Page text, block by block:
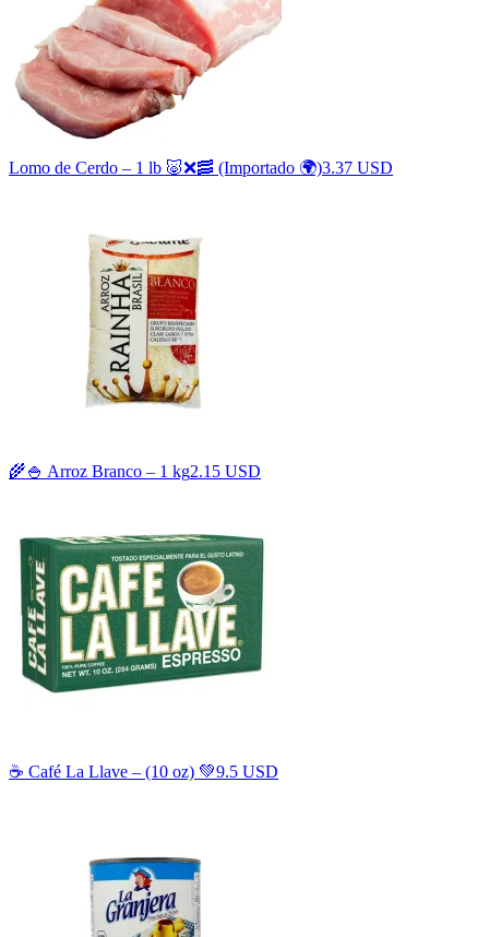
Lomo de Cerdo – 1 lb 🐷❌🥓 (Importado 🌍)3.37 USD
🌾🍚 Arroz Branco – 1 kg2.15 USD
☕️ Café La Llave – (10 oz) 💚9.5 USD